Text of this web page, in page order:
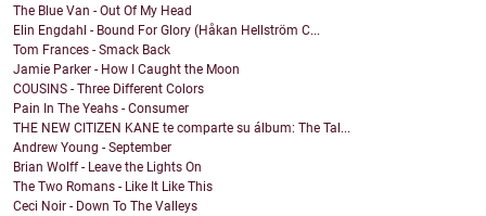
The Blue Van - Out Of My Head
Elin Engdahl - Bound For Glory (Håkan Hellström C...
Tom Frances - Smack Back
Jamie Parker - How I Caught the Moon
COUSINS - Three Different Colors
Pain In The Yeahs - Consumer
THE NEW CITIZEN KANE te comparte su álbum: The Tal...
Andrew Young - September
Brian Wolff - Leave the Lights On
The Two Romans - Like It Like This
Ceci Noir - Down To The Valleys